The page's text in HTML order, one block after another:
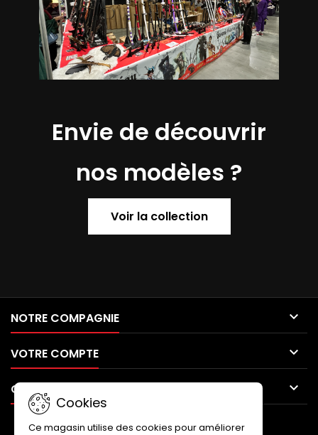
Envie de découvrir
nos modèles ?
Voir la collection
NOTRE COMPAGNIE 
VOTRE COMPTE 
CONTACT 
Cookies
Ce magasin utilise des cookies pour améliorer
LETTRE D'INFORMATIONS